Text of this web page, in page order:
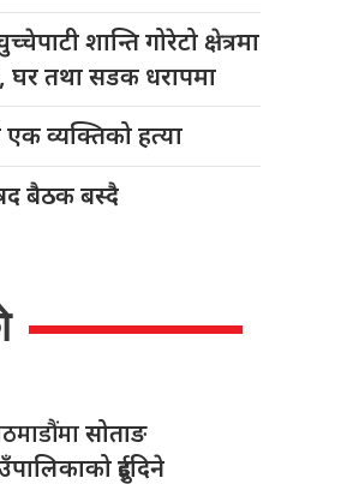
शान्ति गोरेटो क्षेत्रमा
घर तथा सडक धरापमा
एक व्यक्तिको हत्या
बैठक बस्दै
सोताङ
दुईदिने